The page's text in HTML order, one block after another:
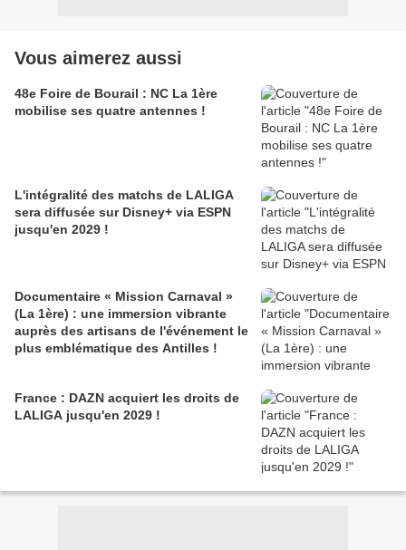
Vous aimerez aussi
48e Foire de Bourail : NC La 1ère
mobilise ses quatre antennes !
L'intégralité des matchs de LALIGA
sera diffusée sur Disney+ via ESPN
jusqu'en 2029 !
Documentaire « Mission Carnaval »
(La 1ère) : une immersion vibrante
auprès des artisans de l'événement le
plus emblématique des Antilles !
France : DAZN acquiert les droits de
LALIGA jusqu'en 2029 !